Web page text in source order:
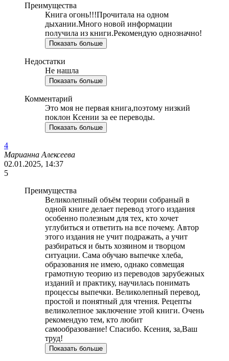
Преимущества
Книга огонь!!!Прочитала на одном
дыхании.Много новой информации
получила из книги.Рекомендую однозначно!
Показать больше
Недостатки
Не нашла
Показать больше
Комментарий
Это моя не первая книга,поэтому низкий
поклон Ксении за ее переводы.
Показать больше
4
Марианна Алексеева
02.01.2025, 14:37
5
Преимущества
Великолепный объём теории собраный в
одной книге делает перевод этого издания
особенно полезным для тех, кто хочет
углубиться и ответить на все почему. Автор
этого издания не учит подражать, а учит
разбираться и быть хозяином и творцом
ситуации. Сама обучаю выпечке хлеба,
образования не имею, однако совмещая
грамотную теорию из переводов зарубежных
изданий и практику, научилась понимать
процессы выпечки. Великолепный перевод,
простой и понятный для чтения. Рецепты
великолепное заключение этой книги. Очень
рекомендую тем, кто любит
самообразование! Спасибо. Ксения, за,Ваш
труд!
Показать больше